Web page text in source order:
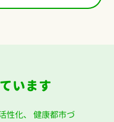
います
化、
健康都市づ